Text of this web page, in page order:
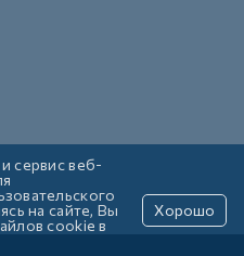
сервис веб-
на сайте, Вы
cookie в
Хорошо